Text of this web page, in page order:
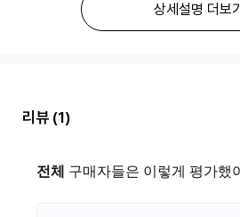
상세설명 더보기
리뷰 (1)